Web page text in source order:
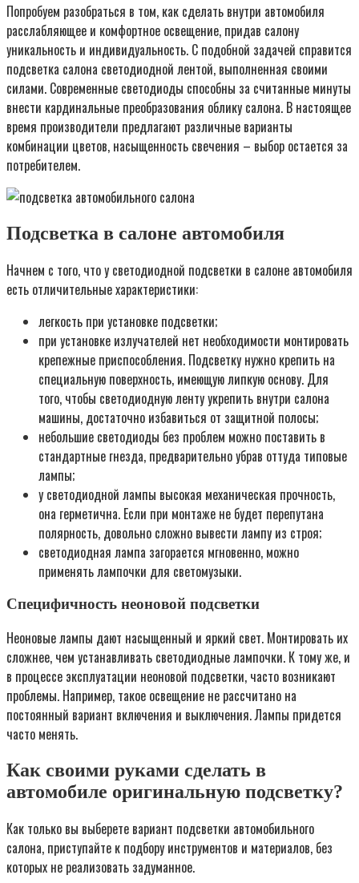
Попробуем разобраться в том, как сделать внутри автомобиля
расслабляющее и комфортное освещение, придав салону
уникальность и индивидуальность. С подобной задачей справится
подсветка салона светодиодной лентой, выполненная своими
силами. Современные светодиоды способны за считанные минуты
внести кардинальные преобразования облику салона. В настоящее
время производители предлагают различные варианты
комбинации цветов, насыщенность свечения – выбор остается за
потребителем.
Подсветка в салоне автомобиля
Начнем с того, что у светодиодной подсветки в салоне автомобиля
есть отличительные характеристики:
легкость при установке подсветки;
при установке излучателей нет необходимости монтировать
крепежные приспособления. Подсветку нужно крепить на
специальную поверхность, имеющую липкую основу. Для
того, чтобы светодиодную ленту укрепить внутри салона
машины, достаточно избавиться от защитной полосы;
небольшие светодиоды без проблем можно поставить в
стандартные гнезда, предварительно убрав оттуда типовые
лампы;
у светодиодной лампы высокая механическая прочность,
она герметична. Если при монтаже не будет перепутана
полярность, довольно сложно вывести лампу из строя;
светодиодная лампа загорается мгновенно, можно
применять лампочки для светомузыки.
Специфичность неоновой подсветки
Неоновые лампы дают насыщенный и яркий свет. Монтировать их
сложнее, чем устанавливать светодиодные лампочки. К тому же, и
в процессе эксплуатации неоновой подсветки, часто возникают
проблемы. Например, такое освещение не рассчитано на
постоянный вариант включения и выключения. Лампы придется
часто менять.
Как своими руками сделать в
автомобиле оригинальную подсветку?
Как только вы выберете вариант подсветки автомобильного
салона, приступайте к подбору инструментов и материалов, без
которых не реализовать задуманное.